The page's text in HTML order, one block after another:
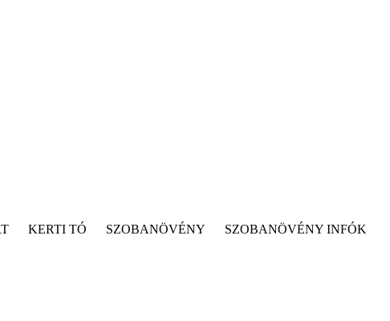
KERTI TÓ SZOBANÖVÉNY SZOBANÖVÉNY INFÓK